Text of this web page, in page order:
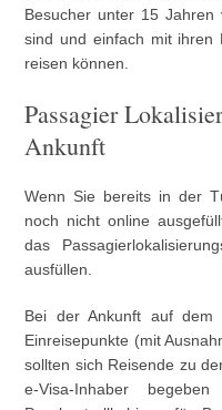
Besucher unter 15 Jahren
sind und einfach mit ihren
reisen können.
Passagier
Ankunft
Wenn Sie bereits in der
noch nicht online
das
ausfüllen.
Bei der Ankunft auf dem
Einreisepunkte (mit
sollten sich Reisende zu
e-Visa-Inhaber